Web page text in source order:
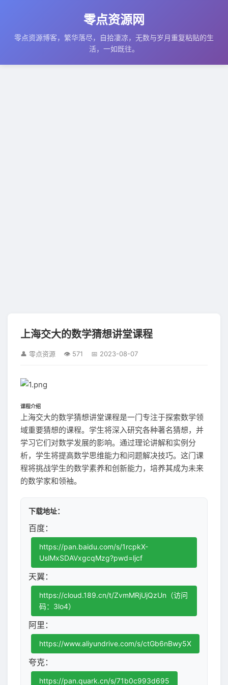
零点资源网
零点资源博客，繁华落尽，自拾凄凉，无数与岁月重复粘贴的生
活，一如既往。
上海交大的数学猜想讲堂课程
👤 零点资源 👁 571 📅 2023-08-07
课程介绍
上海交大的数学猜想讲堂课程是一门专注于探索数学领
域重要猜想的课程。学生将深入研究各种著名猜想，并
学习它们对数学发展的影响。通过理论讲解和实例分
析，学生将提高数学思维能力和问题解决技巧。这门课
程将挑战学生的数学素养和创新能力，培养其成为未来
的数学家和领袖。
下载地址：
百度：
https://pan.baidu.com/s/1rcpkX-
UslMxSDAVxgcqMzg?pwd=ljcf
天翼：
https://cloud.189.cn/t/ZvmMRjUjQzUn（访问
码：3lo4）
阿里：
https://www.aliyundrive.com/s/ctGb6nBwy5X
夸克：
https://pan.quark.cn/s/71b0c993d695